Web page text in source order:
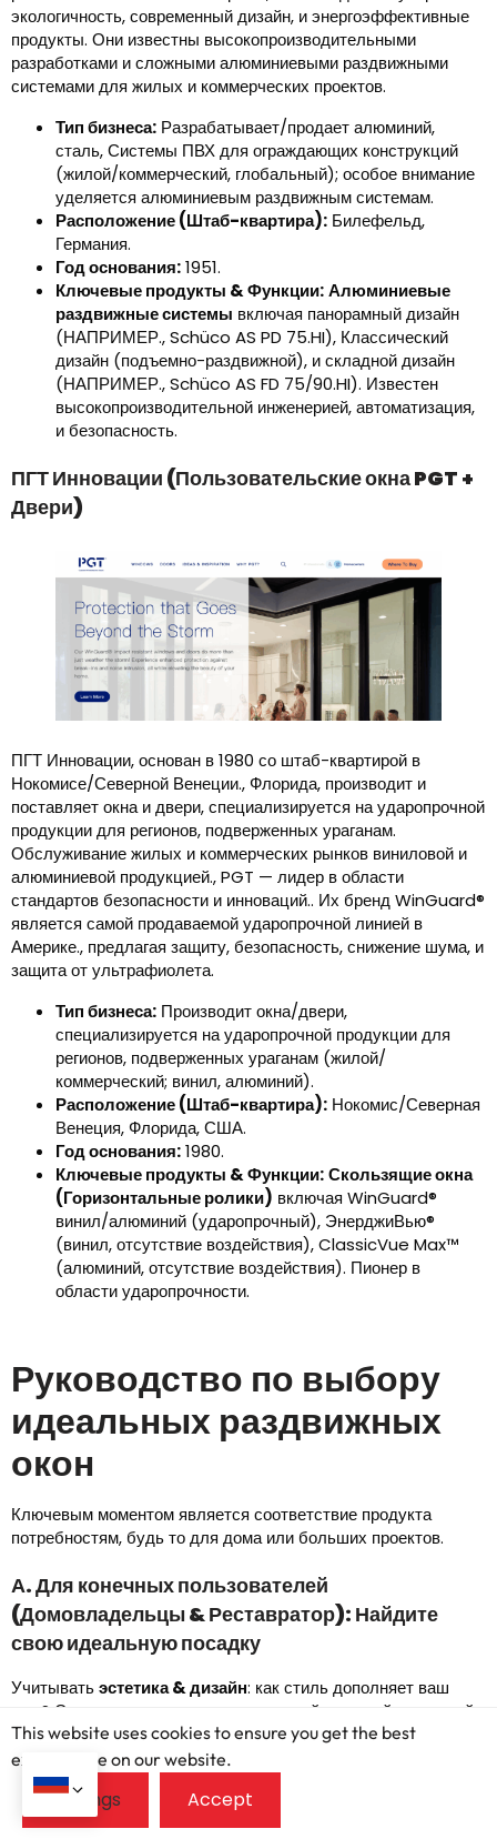
экологичность, современный дизайн, и энергоэффективные
продукты. Они известны высокопроизводительными
разработками и сложными алюминиевыми раздвижными
системами для жилых и коммерческих проектов.
Тип бизнеса: Разрабатывает/продает алюминий,
сталь, Системы ПВХ для ограждающих конструкций
(жилой/коммерческий, глобальный); особое внимание
уделяется алюминиевым раздвижным системам.
Расположение (Штаб-квартира): Билефельд,
Германия.
Год основания:1951.
Ключевые продукты & Функции:Алюминиевые
раздвижные системы включая панорамный дизайн
(НАПРИМЕР., Schüco AS PD 75.HI), Классический
дизайн (подъемно-раздвижной), и складной дизайн
(НАПРИМЕР., Schüco AS FD 75/90.HI). Известен
высокопроизводительной инженерией, автоматизация,
и безопасность.
ПГТ Инновации (Пользовательские окна PGT +
Двери)
ПГТ Инновации, основан в 1980 со штаб-квартирой в
Нокомисе/Северной Венеции., Флорида, производит и
поставляет окна и двери, специализируется на ударопрочной
продукции для регионов, подверженных ураганам.
Обслуживание жилых и коммерческих рынков виниловой и
алюминиевой продукцией., PGT — лидер в области
стандартов безопасности и инноваций.. Их бренд WinGuard®
является самой продаваемой ударопрочной линией в
Америке., предлагая защиту, безопасность, снижение шума, и
защита от ультрафиолета.
Тип бизнеса: Производит окна/двери,
специализируется на ударопрочной продукции для
регионов, подверженных ураганам (жилой/
коммерческий; винил, алюминий).
Расположение (Штаб-квартира): Нокомис/Северная
Венеция, Флорида, США.
Год основания:1980.
Ключевые продукты & Функции:Скользящие окна
(Горизонтальные ролики) включая WinGuard®
винил/алюминий (ударопрочный), ЭнерджиВью®
(винил, отсутствие воздействия), ClassicVue Max™
(алюминий, отсутствие воздействия). Пионер в
области ударопрочности.
Руководство по выбору
идеальных раздвижных
окон
Ключевым моментом является соответствие продукта
потребностям, будь то для дома или больших проектов.
А. Для конечных пользователей
(Домовладельцы & Реставратор): Найдите
свою идеальную посадку
Учитыватьэстетика & дизайн: как стиль дополняет ваш
дом? Современным домам может подойти тонкий алюминий,
традиционные дома, тепло дерева. Цвет рамы и фурнитура
имеют значение. Подумайте о функциональности & простота
использования. Легкая очистка? Двойные ползунки часто
наклоняются. Плавная работа – это ключ к успеху.
Энергоэффективность имеет жизненно важное значение.
This website uses cookies to ensure you get the best
exprerience on our website.